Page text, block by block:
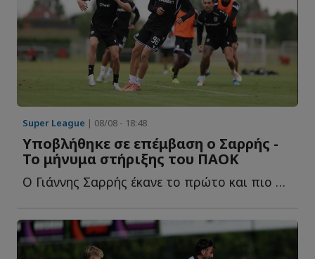
Super League | 08/08 - 18:48
Υποβλήθηκε σε επέμβαση ο Σαρρής -
Το μήνυμα στήριξης του ΠΑΟΚ
Ο Γιάννης Σαρρής έκανε το πρώτο και πιο σημαντικό βήμα σ...